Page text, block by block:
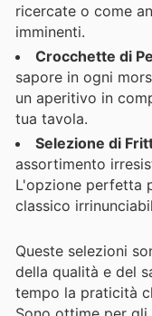
ricercate o come
imminenti.
Crocchette di
sapore in ogni
un aperitivo in
tua tavola.
Selezione di
assortimento
L'opzione perfetta
classico
Queste selezioni
della qualità e del
tempo la praticità